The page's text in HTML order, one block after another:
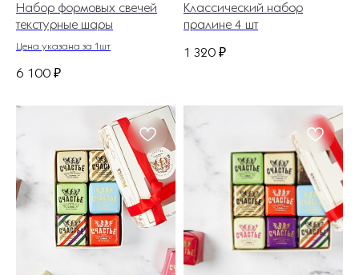
Набор формовых свечей
текстурные шары
Цена указана за 1шт
6 100 ₽
Классический набор
пралине 4 шт
1 320 ₽